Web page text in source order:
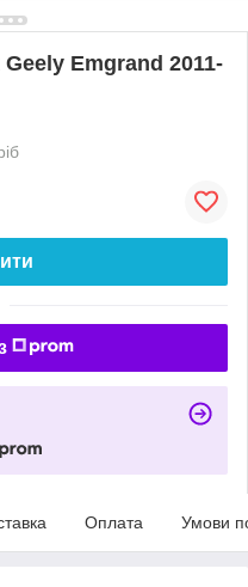
Emgrand 2011-
Оплата Умови